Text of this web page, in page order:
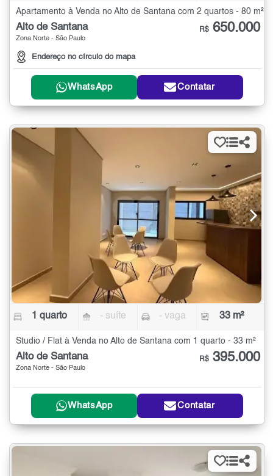
Apartamento à Venda no Alto de Santana com 2 quartos - 80 m²
Alto de Santana
Zona Norte - São Paulo
Endereço no círculo do mapa
R$ 650.000
WhatsApp Contatar
1 quarto - suíte - vaga 33 m²
Studio / Flat à Venda no Alto de Santana com 1 quarto - 33 m²
Alto de Santana
Zona Norte - São Paulo
R$ 395.000
WhatsApp Contatar